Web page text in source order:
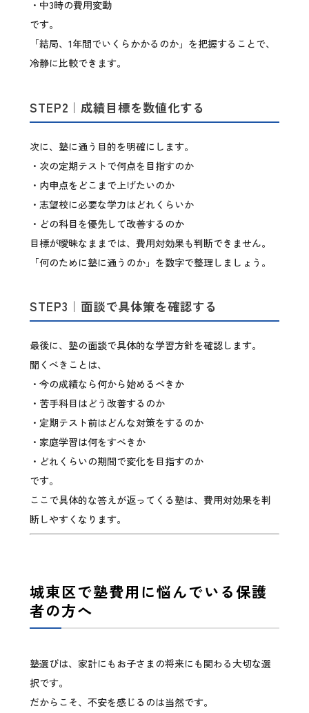
・中3時の費用変動
です。
「結局、1年間でいくらかかるのか」を把握することで、
冷静に比較できます。
STEP2｜成績目標を数値化する
次に、塾に通う目的を明確にします。
・次の定期テストで何点を目指すのか
・内申点をどこまで上げたいのか
・志望校に必要な学力はどれくらいか
・どの科目を優先して改善するのか
目標が曖昧なままでは、費用対効果も判断できません。
「何のために塾に通うのか」を数字で整理しましょう。
STEP3｜面談で具体策を確認する
最後に、塾の面談で具体的な学習方針を確認します。
聞くべきことは、
・今の成績なら何から始めるべきか
・苦手科目はどう改善するのか
・定期テスト前はどんな対策をするのか
・家庭学習は何をすべきか
・どれくらいの期間で変化を目指すのか
です。
ここで具体的な答えが返ってくる塾は、費用対効果を判
断しやすくなります。
城東区で塾費用に悩んでいる保護
者の方へ
塾選びは、家計にもお子さまの将来にも関わる大切な選
択です。
だからこそ、不安を感じるのは当然です。